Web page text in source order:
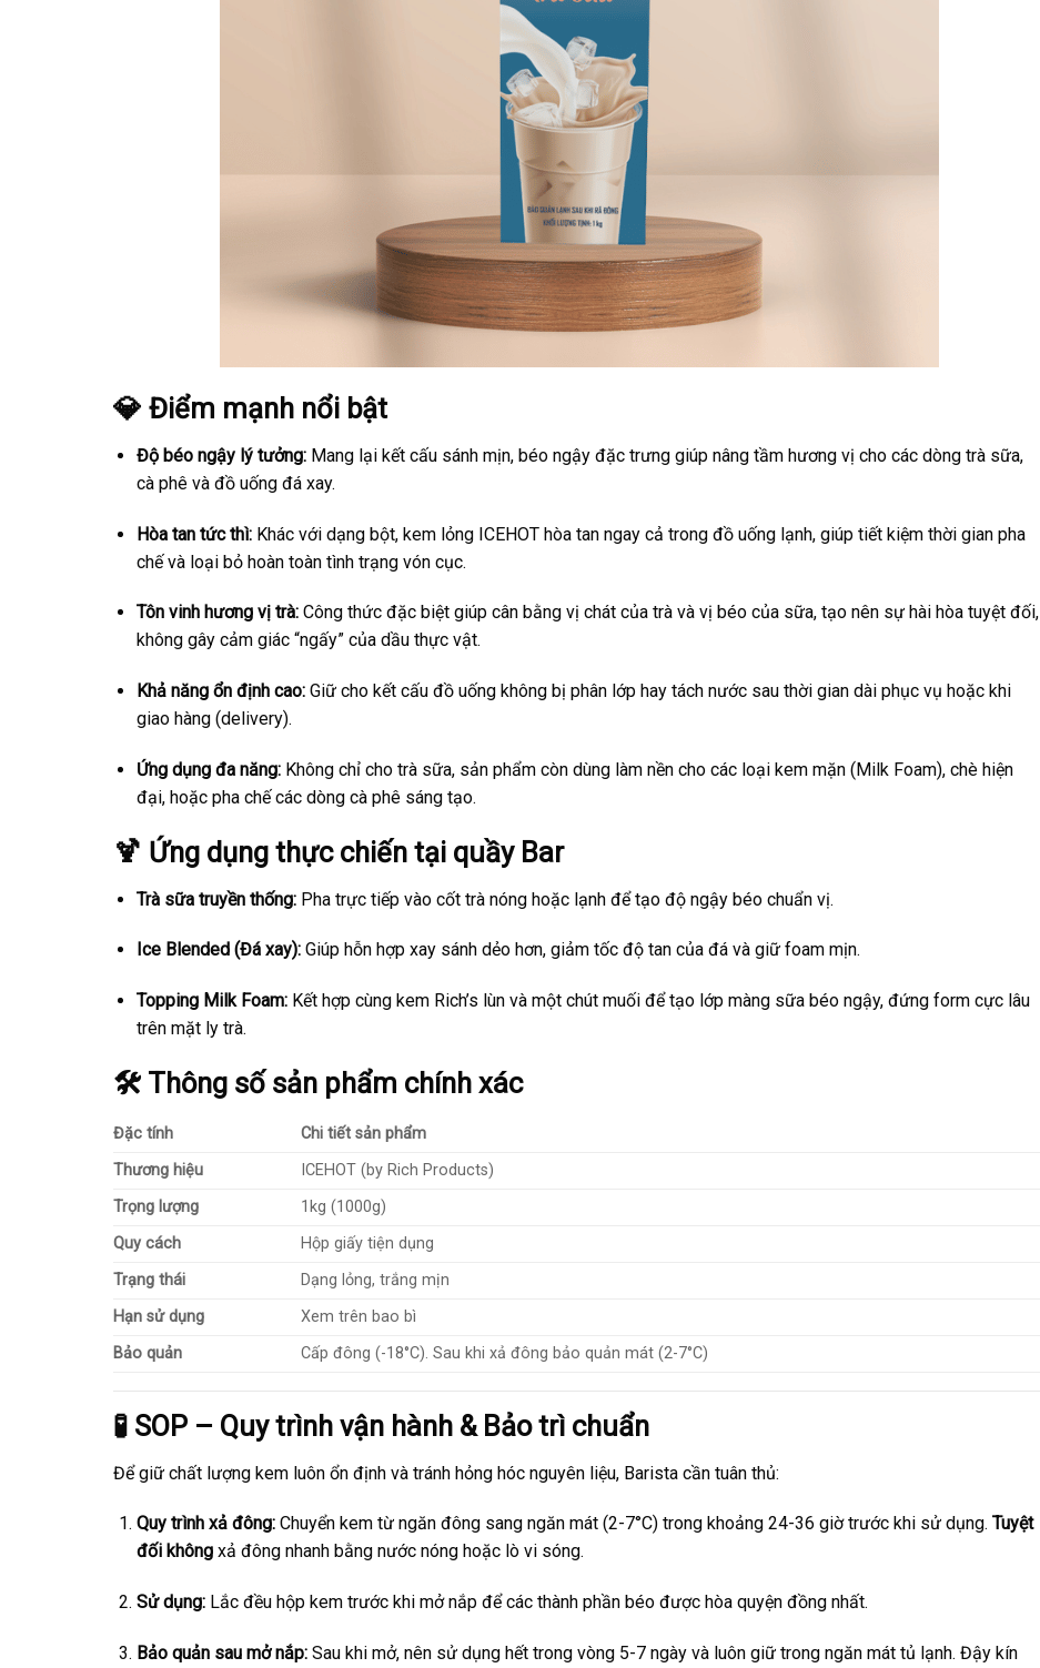
💎 Điểm mạnh nổi bật
Độ béo ngậy lý tưởng:Mang lại kết cấu sánh mịn, béo ngậy đặc trưng giúp nâng tầm hương vị cho các dòng trà sữa,
cà phê và đồ uống đá xay.
Hòa tan tức thì:Khác với dạng bột, kem lỏng ICEHOT hòa tan ngay cả trong đồ uống lạnh, giúp tiết kiệm thời gian pha
chế và loại bỏ hoàn toàn tình trạng vón cục.
Tôn vinh hương vị trà:Công thức đặc biệt giúp cân bằng vị chát của trà và vị béo của sữa, tạo nên sự hài hòa tuyệt đối,
không gây cảm giác “ngấy” của dầu thực vật.
Khả năng ổn định cao:Giữ cho kết cấu đồ uống không bị phân lớp hay tách nước sau thời gian dài phục vụ hoặc khi
giao hàng (delivery).
Ứng dụng đa năng:Không chỉ cho trà sữa, sản phẩm còn dùng làm nền cho các loại kem mặn (Milk Foam), chè hiện
đại, hoặc pha chế các dòng cà phê sáng tạo.
🍹 Ứng dụng thực chiến tại quầy Bar
Trà sữa truyền thống:Pha trực tiếp vào cốt trà nóng hoặc lạnh để tạo độ ngậy béo chuẩn vị.
Ice Blended (Đá xay):Giúp hỗn hợp xay sánh dẻo hơn, giảm tốc độ tan của đá và giữ foam mịn.
Topping Milk Foam:Kết hợp cùng kem Rich’s lùn và một chút muối để tạo lớp màng sữa béo ngậy, đứng form cực lâu
trên mặt ly trà.
🛠️ Thông số sản phẩm chính xác
Đặc tính
Chi tiết sản phẩm
Thương hiệu
ICEHOT (by Rich Products)
Trọng lượng
1kg (1000g)
Quy cách
Hộp giấy tiện dụng
Trạng thái
Dạng lỏng, trắng mịn
Hạn sử dụng
Xem trên bao bì
Bảo quản
Cấp đông (-18°C). Sau khi xả đông bảo quản mát (2-7°C)
🧪 SOP – Quy trình vận hành & Bảo trì chuẩn
Để giữ chất lượng kem luôn ổn định và tránh hỏng hóc nguyên liệu, Barista cần tuân thủ:
Quy trình xả đông:Chuyển kem từ ngăn đông sang ngăn mát (2-7°C) trong khoảng 24-36 giờ trước khi sử dụng. Tuyệt
đối khôngxả đông nhanh bằng nước nóng hoặc lò vi sóng.
Sử dụng:Lắc đều hộp kem trước khi mở nắp để các thành phần béo được hòa quyện đồng nhất.
Bảo quản sau mở nắp:Sau khi mở, nên sử dụng hết trong vòng 5-7 ngày và luôn giữ trong ngăn mát tủ lạnh. Đậy kín